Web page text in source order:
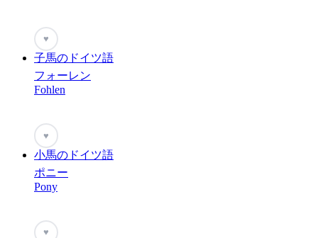
♥
子馬のドイツ語
フォーレン
Fohlen
♥
小馬のドイツ語
ポニー
Pony
♥